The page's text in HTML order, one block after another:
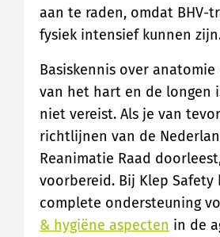
aan te raden, omdat BHV-
fysiek intensief kunnen
Basiskennis over
van het hart en de longen
niet vereist. Als je van
richtlijnen van de
Reanimatie Raad
voorbereid. Bij Klep Safety
complete ondersteuning
& hygiëne aspecten in de